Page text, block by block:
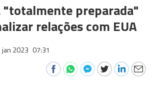
"totalmente preparada"
relações com EUA
jan 2023 07:31